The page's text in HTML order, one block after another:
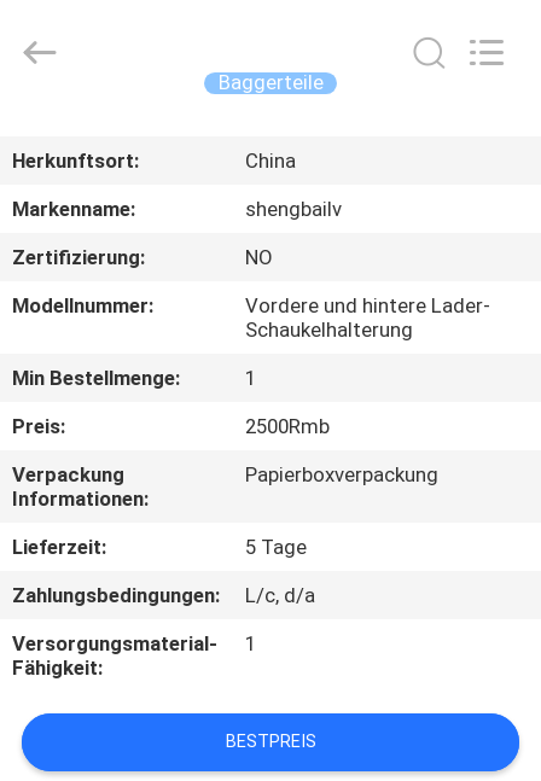
PRODUKTE
ÜBER
FABRIK-
AUSFLUG
QUALITÄTSKONTROLLE
TRETEN
SIE
MIT
Rights
Reserved.
Baggerteile
Herkunftsort:
China
Markenname:
shengbailv
Zertifizierung:
NO
Modellnummer:
Vordere und hintere Lader-
Schaukelhalterung
Min Bestellmenge:
1
Preis:
2500Rmb
Verpackung
Informationen:
Papierboxverpackung
Lieferzeit:
5 Tage
Zahlungsbedingungen:
L/c, d/a
Versorgungsmaterial-
Fähigkeit:
1
BESTPREIS